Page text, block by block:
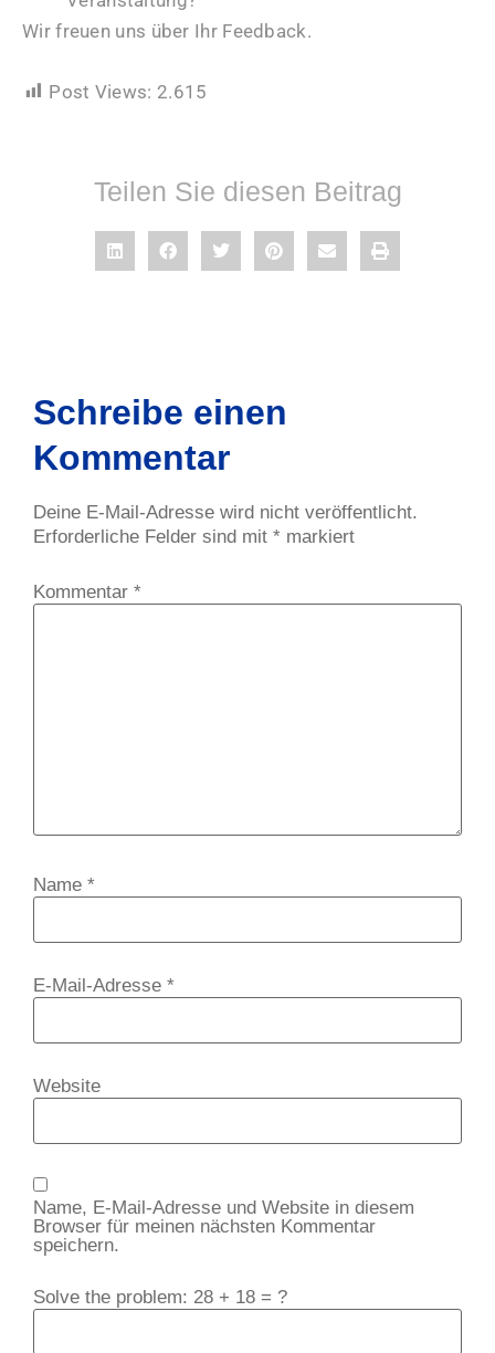
Wir freuen uns über Ihr Feedback.
Post Views: 2.615
Teilen Sie diesen Beitrag
Schreibe einen
Kommentar
Deine E-Mail-Adresse wird nicht veröffentlicht.
Erforderliche Felder sind mit * markiert
Kommentar *
Name *
E-Mail-Adresse *
Website
Name, E-Mail-Adresse und Website in diesem
Browser für meinen nächsten Kommentar
speichern.
Solve the problem: 28 + 18 = ?